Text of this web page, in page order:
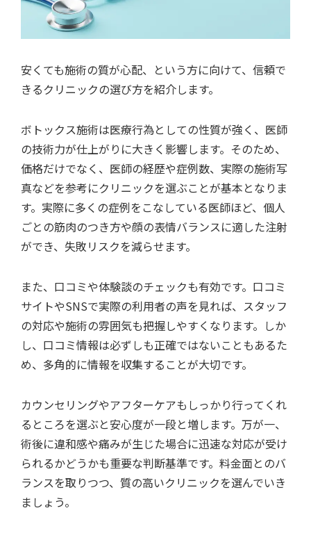
安くても施術の質が心配、という方に向けて、信頼で
きるクリニックの選び方を紹介します。
ボトックス施術は医療行為としての性質が強く、医師
の技術力が仕上がりに大きく影響します。そのため、
価格だけでなく、医師の経歴や症例数、実際の施術写
真などを参考にクリニックを選ぶことが基本となりま
す。実際に多くの症例をこなしている医師ほど、個人
ごとの筋肉のつき方や顔の表情バランスに適した注射
ができ、失敗リスクを減らせます。
また、口コミや体験談のチェックも有効です。口コミ
サイトやSNSで実際の利用者の声を見れば、スタッフ
の対応や施術の雰囲気も把握しやすくなります。しか
し、口コミ情報は必ずしも正確ではないこともあるた
め、多角的に情報を収集することが大切です。
カウンセリングやアフターケアもしっかり行ってくれ
るところを選ぶと安心度が一段と増します。万が一、
術後に違和感や痛みが生じた場合に迅速な対応が受け
られるかどうかも重要な判断基準です。料金面とのバ
ランスを取りつつ、質の高いクリニックを選んでいき
ましょう。